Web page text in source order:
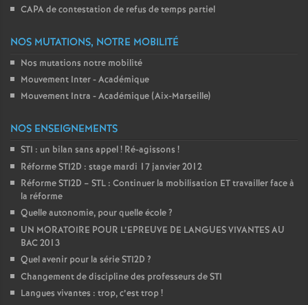
CAPA de contestation de refus de temps partiel
NOS MUTATIONS, NOTRE MOBILITÉ
Nos mutations notre mobilité
Mouvement Inter - Académique
Mouvement Intra - Académique (Aix-Marseille)
NOS ENSEIGNEMENTS
STI : un bilan sans appel! Ré-agissons !
Réforme STI2D : stage mardi 17 janvier 2012
Réforme STI2D – STL : Continuer la mobilisation ET travailler face à
la réforme
Quelle autonomie, pour quelle école?
UN MORATOIRE POUR L’EPREUVE DE LANGUES VIVANTES AU
BAC 2013
Quel avenir pour la série STI2D ?
Changement de discipline des professeurs de STI
Langues vivantes : trop, c’est trop!